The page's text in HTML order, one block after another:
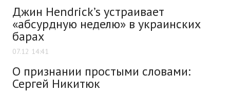
Джин Hendrick’s устраивает
«абсурдную неделю» в украинских
барах
07.12 14:41
О признании простыми словами:
Сергей Никитюк